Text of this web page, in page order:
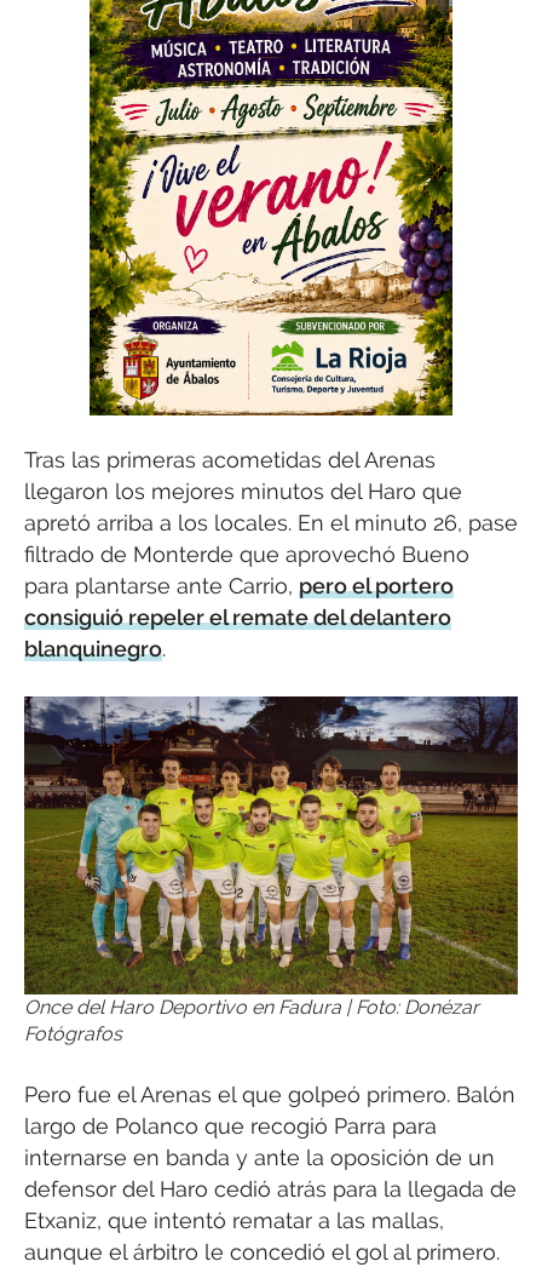
Tras las primeras acometidas del Arenas
llegaron los mejores minutos del Haro que
apretó arriba a los locales. En el minuto 26, pase
filtrado de Monterde que aprovechó Bueno
para plantarse ante Carrio, pero el portero
consiguió repeler el remate del delantero
blanquinegro.
Once del Haro Deportivo en Fadura | Foto: Donézar
Fotógrafos
Pero fue el Arenas el que golpeó primero. Balón
largo de Polanco que recogió Parra para
internarse en banda y ante la oposición de un
defensor del Haro cedió atrás para la llegada de
Etxaniz, que intentó rematar a las mallas,
aunque el árbitro le concedió el gol al primero.